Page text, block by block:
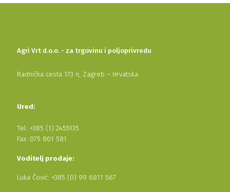
Agri Vrt d.o.o. - za trgovinu i poljoprivredu
Radnička cesta 173 n, Zagreb – Hrvatska
Ured:
Tel: +385 (1) 2455135
Fax: 075 801 581
Voditelj prodaje:
Luka Čović: +385 (0) 99 6811 567